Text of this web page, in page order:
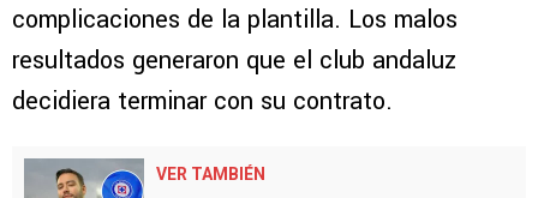
complicaciones de la plantilla. Los malos
resultados generaron que el club andaluz
decidiera terminar con su contrato.
VER TAMBIÉN